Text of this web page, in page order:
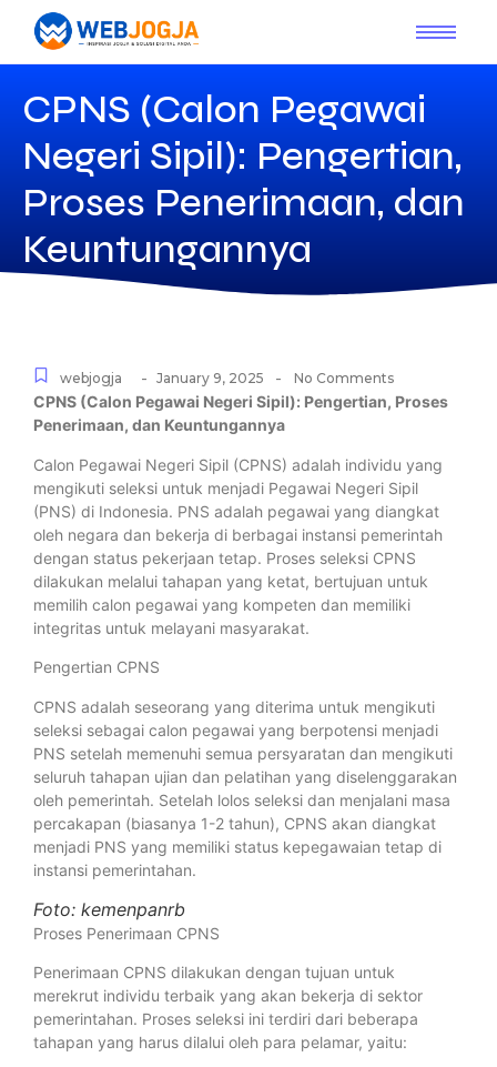
CPNS (Calon Pegawai
Negeri Sipil): Pengertian,
Proses Penerimaan, dan
Keuntungannya
webjogja - January 9, 2025 - No Comments
CPNS (Calon Pegawai Negeri Sipil): Pengertian, Proses
Penerimaan, dan Keuntungannya
Calon Pegawai Negeri Sipil (CPNS) adalah individu yang
mengikuti seleksi untuk menjadi Pegawai Negeri Sipil
(PNS) di Indonesia. PNS adalah pegawai yang diangkat
oleh negara dan bekerja di berbagai instansi pemerintah
dengan status pekerjaan tetap. Proses seleksi CPNS
dilakukan melalui tahapan yang ketat, bertujuan untuk
memilih calon pegawai yang kompeten dan memiliki
integritas untuk melayani masyarakat.
Pengertian CPNS
CPNS adalah seseorang yang diterima untuk mengikuti
seleksi sebagai calon pegawai yang berpotensi menjadi
PNS setelah memenuhi semua persyaratan dan mengikuti
seluruh tahapan ujian dan pelatihan yang diselenggarakan
oleh pemerintah. Setelah lolos seleksi dan menjalani masa
percakapan (biasanya 1-2 tahun), CPNS akan diangkat
menjadi PNS yang memiliki status kepegawaian tetap di
instansi pemerintahan.
Foto: kemenpanrb
Proses Penerimaan CPNS
Penerimaan CPNS dilakukan dengan tujuan untuk
merekrut individu terbaik yang akan bekerja di sektor
pemerintahan. Proses seleksi ini terdiri dari beberapa
tahapan yang harus dilalui oleh para pelamar, yaitu: